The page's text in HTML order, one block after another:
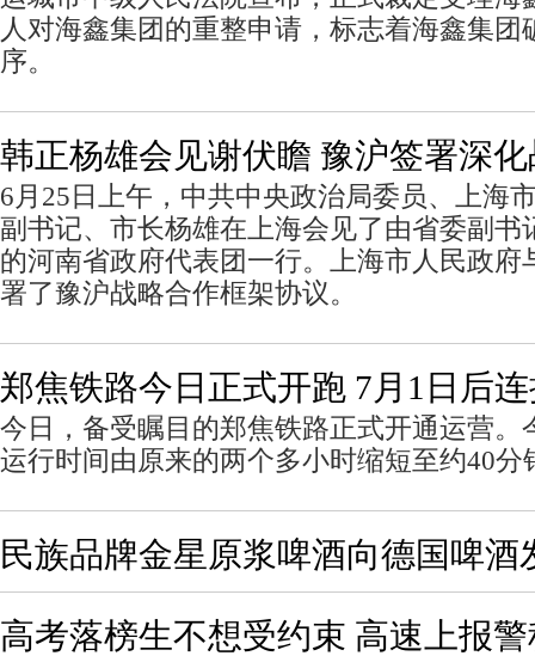
人对海鑫集团的重整申请，标志着海鑫集团
序。
韩正杨雄会见谢伏瞻 豫沪签署深
6月25日上午，中共中央政治局委员、上海
副书记、市长杨雄在上海会见了由省委副书
的河南省政府代表团一行。上海市人民政府
署了豫沪战略合作框架协议。
郑焦铁路今日正式开跑 7月1日后
今日，备受瞩目的郑焦铁路正式开通运营。
运行时间由原来的两个多小时缩短至约40分
民族品牌金星原浆啤酒向德国啤酒
高考落榜生不想受约束 高速上报